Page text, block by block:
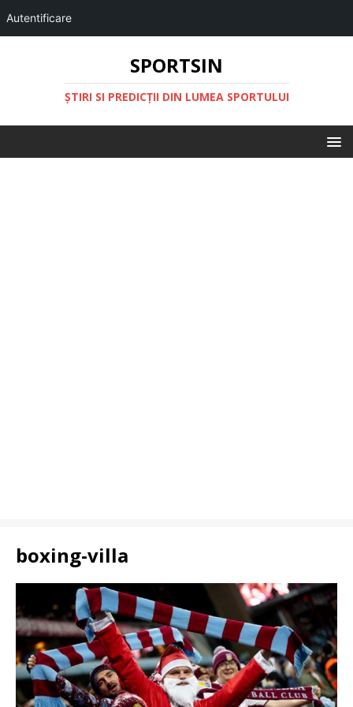
Autentificare
SPORTSIN
ŞTIRI SI PREDICŢII DIN LUMEA SPORTULUI
boxing-villa